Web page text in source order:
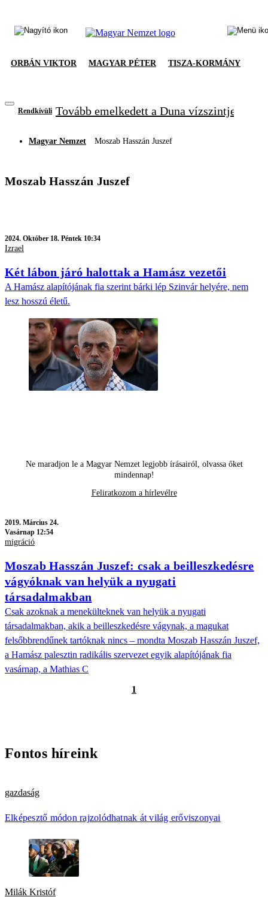
ORBÁN VIKTOR MAGYAR PÉTER TISZA-KORMÁNY
Rendkívüli Tovább emelkedett a Duna vízszintje,
Magyar Nemzet Moszab Hasszán Juszef
Moszab Hasszán Juszef
2024. Október 18. Péntek 10:34
Izrael
Két lábon járó halottak a Hamász vezetői
A Hamász alapítójának fia szerint bárki lép Szinvár helyére, nem
lesz hosszú életű.
Ne maradjon le a Magyar Nemzet legjobb írásairól, olvassa őket
mindennap!
Feliratkozom a hírlevélre
2019. Március 24.
Vasárnap 12:54
migráció
Moszab Hasszán Juszef: csak a beilleszkedésre
vágyóknak van helyük a nyugati
társadalmakban
Csak azoknak a menekülteknek van helyük a nyugati
társadalmakban, akik a beilleszkedésre vágynak, a magukat
felsőbbrendűnek tartóknak nincs – mondta Moszab Hasszán Juszef,
a Hamász palesztin radikális szervezet egyik alapítójának fia
vasárnap, a Mathias C
1
Fontos híreink
gazdaság
Elképesztő módon rajzolódhatnak át világ erőviszonyai
Milák Kristóf